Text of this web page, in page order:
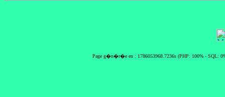
Page g�n�r�e en : 1786053968.7236s (PHP: 100% - SQL: